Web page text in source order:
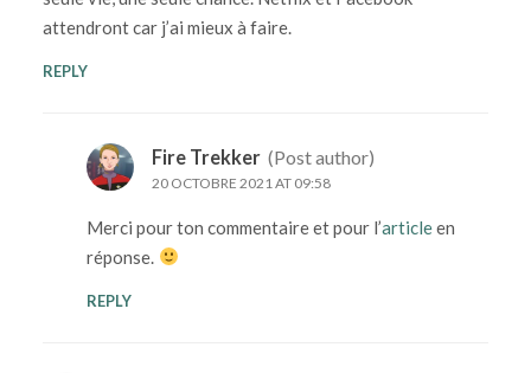
attendront car j’ai mieux à faire.
REPLY
Fire Trekker (Post author)
20 OCTOBRE 2021 AT 09:58
Merci pour ton commentaire et pour l’articleen
réponse.
REPLY